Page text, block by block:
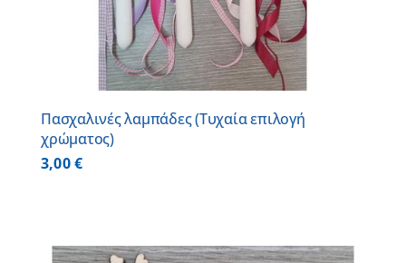
Πασχαλινές λαμπάδες (Τυχαία επιλογή
χρώματος)
3,00€